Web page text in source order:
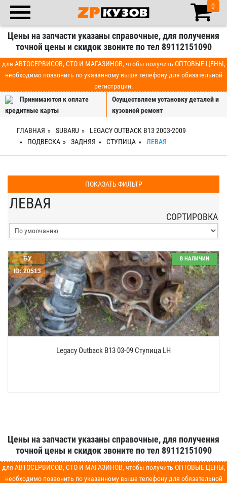
0
Цены на запчасти указаны справочные, для получения
точной цены и скидок звоните по тел 89112151090
для АВТОСЕРВИСОВ, СТО И МАГАЗИНОВ, чтобы получить ОПТОВЫЕ ЦЕНЫ,
необходимо позвонить по указанному выше телефону для обязательной
регистрации.
Принимаются к оплате
кредитные карты
Осуществляем установку деталей и
кузовной ремонт
ГЛАВНАЯ SUBARU
LEGACY OUTBACK B13 2003-2009
ПОДВЕСКА
ЗАДНЯЯ СТУПИЦА ЛЕВАЯ
ПОКАЗАТЬ ФИЛЬТР
ЛЕВАЯ
СОРТИРОВКА
Legacy Outback B13 03-09 Ступица LH
ID: 20513
БУ В НАЛИЧИИ
Цены на запчасти указаны справочные, для получения
точной цены и скидок звоните по тел 89112151090
для АВТОСЕРВИСОВ, СТО И МАГАЗИНОВ, чтобы получить ОПТОВЫЕ ЦЕНЫ,
необходимо позвонить по указанному выше телефону для обязательной